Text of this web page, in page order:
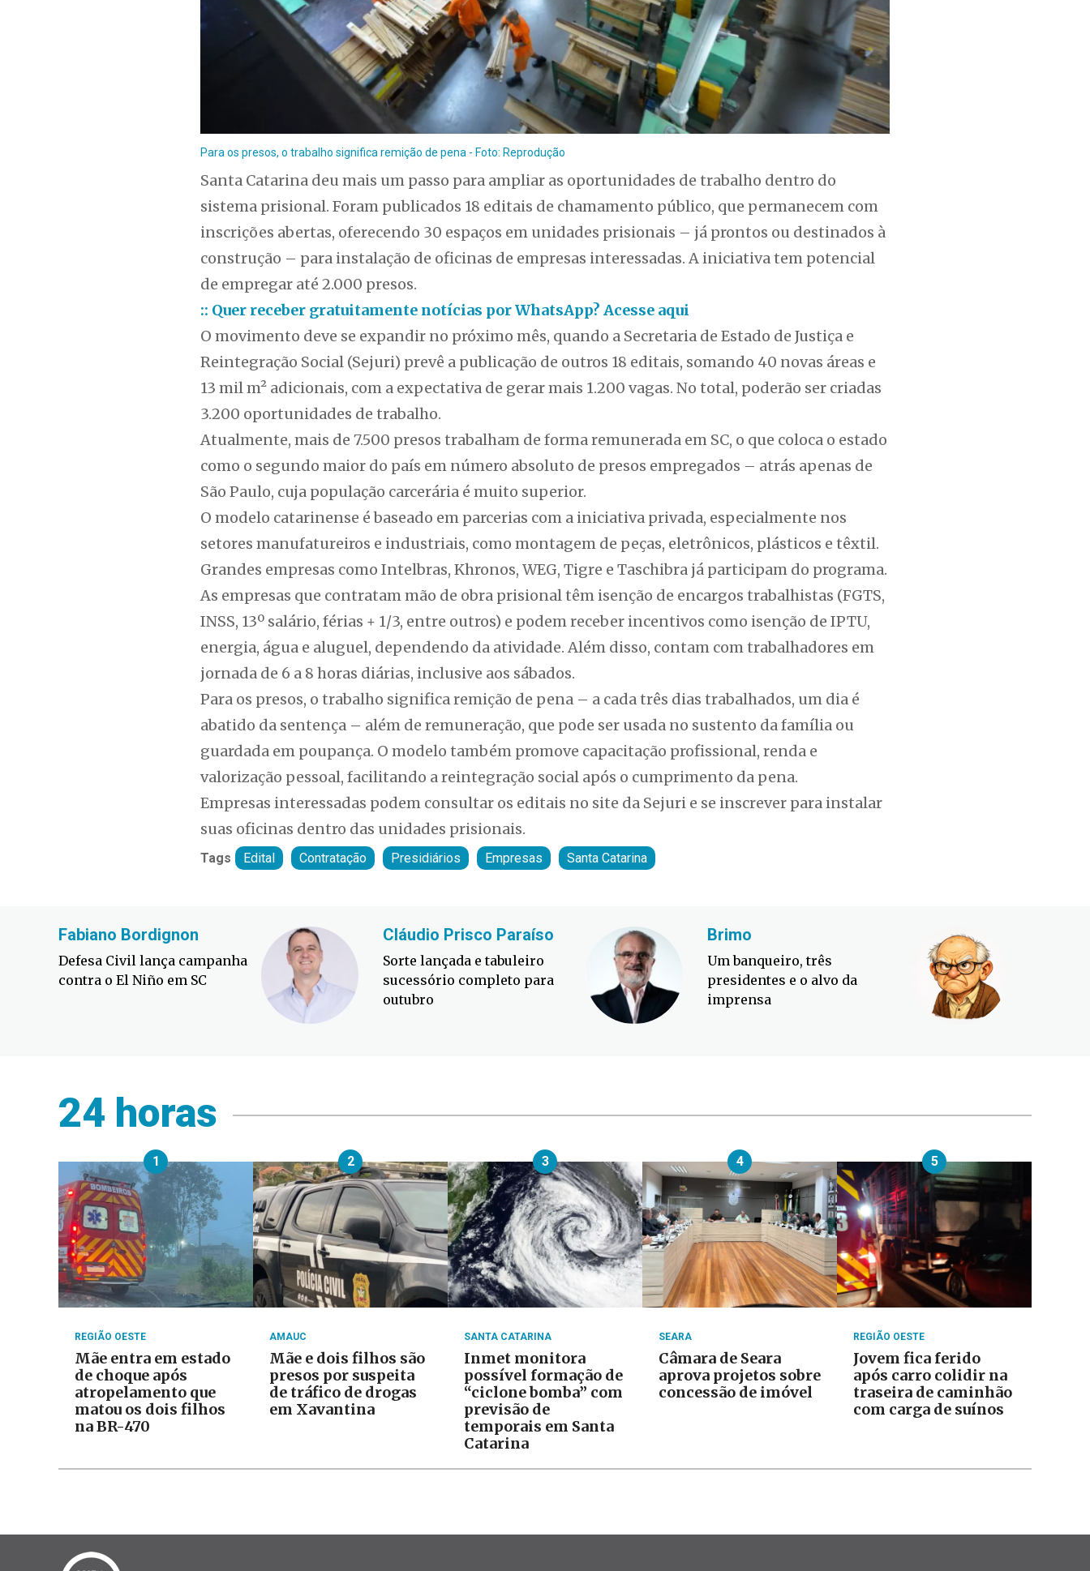
Para os presos, o trabalho significa remição de pena - Foto: Reprodução
Santa Catarina deu mais um passo para ampliar as oportunidades de trabalho dentro do
sistema prisional. Foram publicados 18 editais de chamamento público, que permanecem com
inscrições abertas, oferecendo 30 espaços em unidades prisionais – já prontos ou destinados à
construção – para instalação de oficinas de empresas interessadas. A iniciativa tem potencial
de empregar até 2.000 presos.
:: Quer receber gratuitamente notícias por WhatsApp? Acesse aqui
O movimento deve se expandir no próximo mês, quando a Secretaria de Estado de Justiça e
Reintegração Social (Sejuri) prevê a publicação de outros 18 editais, somando 40 novas áreas e
13 mil m² adicionais, com a expectativa de gerar mais 1.200 vagas. No total, poderão ser criadas
3.200 oportunidades de trabalho.
Atualmente, mais de 7.500 presos trabalham de forma remunerada em SC, o que coloca o estado
como o segundo maior do país em número absoluto de presos empregados – atrás apenas de
São Paulo, cuja população carcerária é muito superior.
O modelo catarinense é baseado em parcerias com a iniciativa privada, especialmente nos
setores manufatureiros e industriais, como montagem de peças, eletrônicos, plásticos e têxtil.
Grandes empresas como Intelbras, Khronos, WEG, Tigre e Taschibra já participam do programa.
As empresas que contratam mão de obra prisional têm isenção de encargos trabalhistas (FGTS,
INSS, 13º salário, férias + 1/3, entre outros) e podem receber incentivos como isenção de IPTU,
energia, água e aluguel, dependendo da atividade. Além disso, contam com trabalhadores em
jornada de 6 a 8 horas diárias, inclusive aos sábados.
Para os presos, o trabalho significa remição de pena – a cada três dias trabalhados, um dia é
abatido da sentença – além de remuneração, que pode ser usada no sustento da família ou
guardada em poupança. O modelo também promove capacitação profissional, renda e
valorização pessoal, facilitando a reintegração social após o cumprimento da pena.
Empresas interessadas podem consultar os editais no site da Sejuri e se inscrever para instalar
suas oficinas dentro das unidades prisionais.
Tags Edital Contratação Presidiários Empresas Santa Catarina
Fabiano Bordignon
Defesa Civil lança campanha
contra o El Niño em SC
Cláudio Prisco Paraíso
Sorte lançada e tabuleiro
sucessório completo para
outubro
Brimo
Um banqueiro, três
presidentes e o alvo da
imprensa
24 horas
1
REGIÃO OESTE
Mãe entra em estado
de choque após
atropelamento que
matou os dois filhos
na BR-470
2
AMAUC
Mãe e dois filhos são
presos por suspeita
de tráfico de drogas
em Xavantina
3
SANTA CATARINA
Inmet monitora
possível formação de
“ciclone bomba” com
previsão de
temporais em Santa
Catarina
4
SEARA
Câmara de Seara
aprova projetos sobre
concessão de imóvel
5
REGIÃO OESTE
Jovem fica ferido
após carro colidir na
traseira de caminhão
com carga de suínos